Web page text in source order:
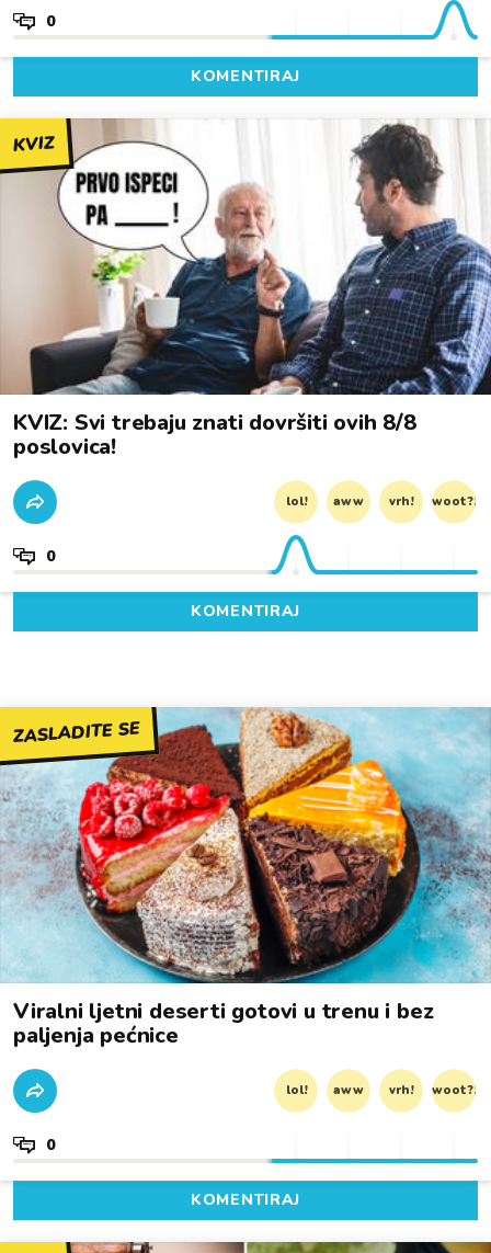
0
KOMENTIRAJ
KVIZ
KVIZ: Svi trebaju znati dovršiti ovih 8/8
poslovica!
lol! aww vrh! woot?!
0
KOMENTIRAJ
ZASLADITE SE
Viralni ljetni deserti gotovi u trenu i bez
paljenja pećnice
lol! aww vrh! woot?!
0
KOMENTIRAJ